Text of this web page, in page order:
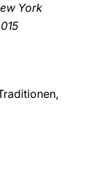
York